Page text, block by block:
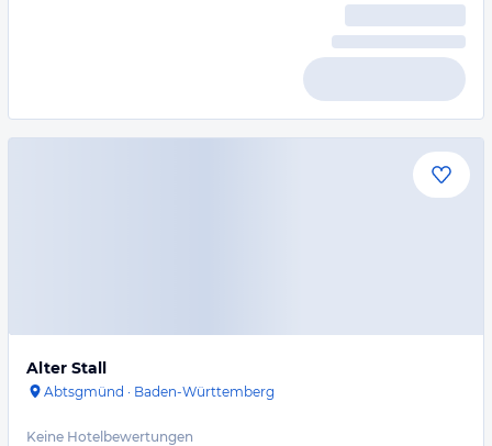
Alter Stall
Abtsgmünd · Baden-Württemberg
Keine Hotelbewertungen